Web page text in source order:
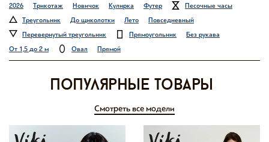
2026 Трикотаж Новичок Кулирка Футер
Песочные часы
Треугольник
До щиколотки Лето
Повседневный
Перевернутый треугольник
Прямоугольник
Без рукава
От 1,5 до 2 м
Овал Прямой
Популярные товары
Смотреть все модели